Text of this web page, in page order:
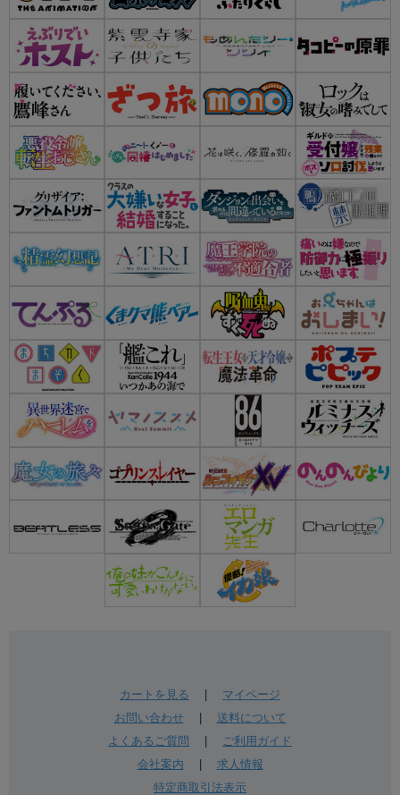
カートを見る
マイページ
お問い合わせ| 送料について
よくあるご質問
ご利用ガイド
会社案内
求人情報
特定商取引法表示